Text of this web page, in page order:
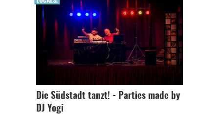
Die Südstadt tanzt! - Parties made by
DJ Yogi